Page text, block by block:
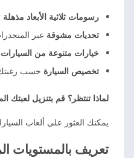
رسومات ثلاثية الأبعاد مذهلة
تحديات مشوقة عبر
خيارات متنوعة من السيارات
تخصيص السيارة حسب رغبتك
لماذا تنتظر؟ قم بتنزيل لعبتك
يمكنك العثور على ألعاب
تعريف بالمستويات